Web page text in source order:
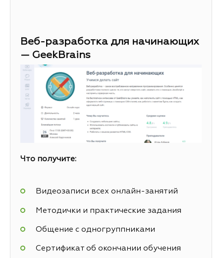
Веб-разработка для начинающих
— GeekBrains
Что получите:
Видеозаписи всех онлайн-занятий
Методички и практические задания
Общение с одногруппниками
Сертификат об окончании обучения